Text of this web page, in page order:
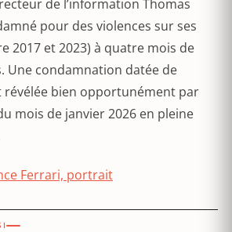
de l’information Thomas
pour des violences sur ses
2017 et 2023) à quatre mois de
Une condamnation datée de
révélée bien opportunément par
mois de janvier 2026 en pleine
Ferrari, portrait